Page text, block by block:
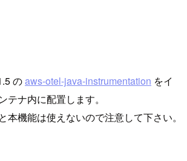
のaws-otel-java-instrumentation をイ
テナ内に配置します。
本機能は使えないので注意して下さい。